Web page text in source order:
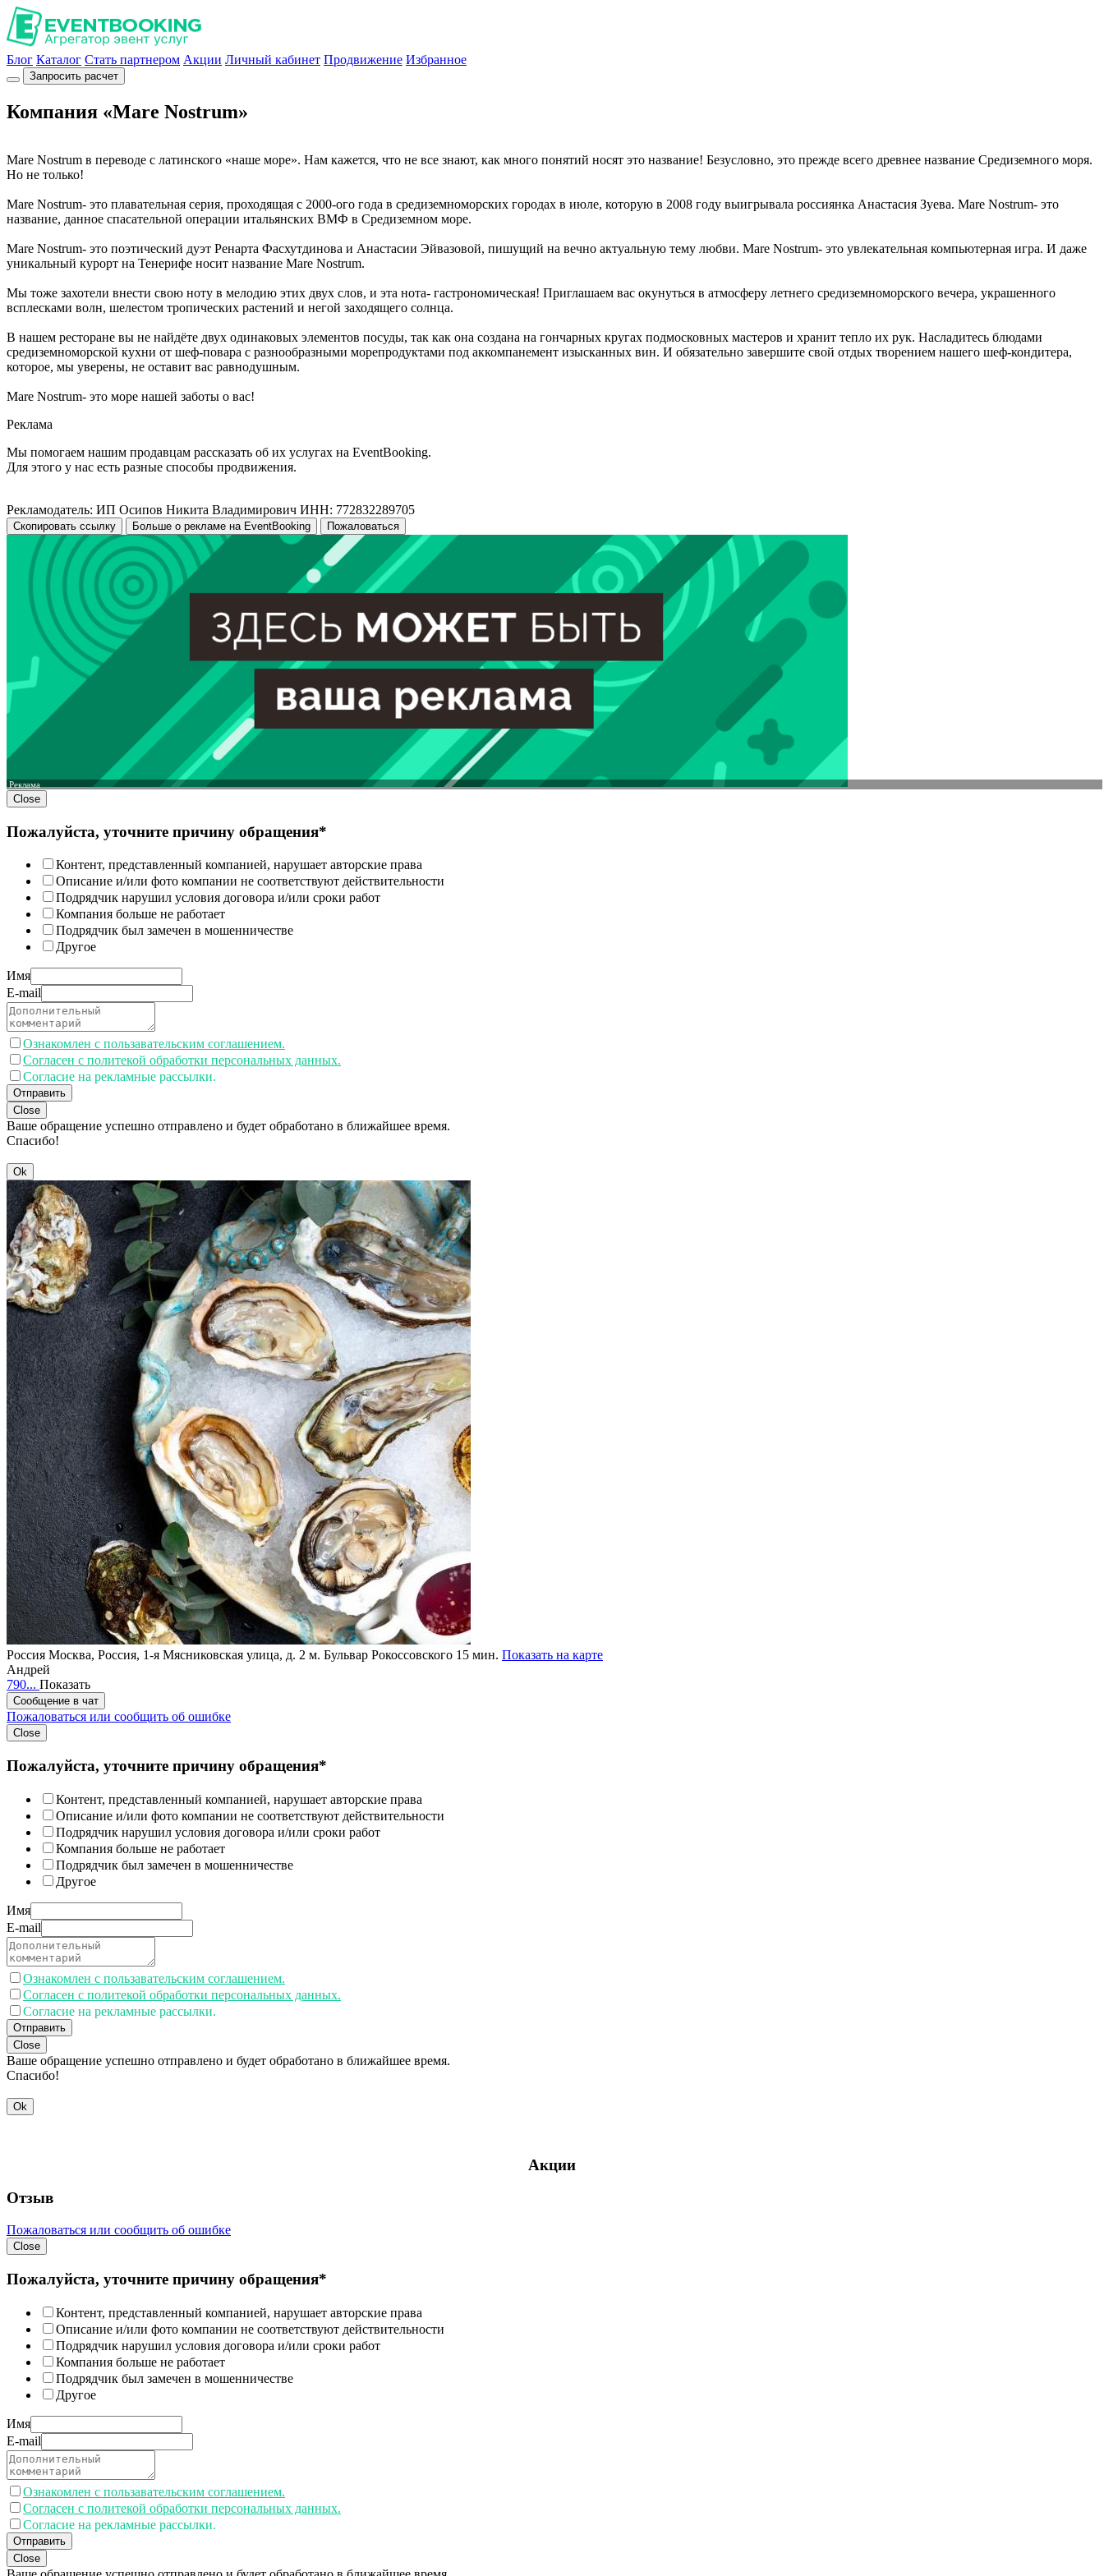
Блог Каталог Стать партнером Акции Личный кабинет Продвижение Избранное
Запросить расчет
Компания «Mare Nostrum»
Mare Nostrum в переводе с латинского «наше море». Нам кажется, что не все знают, как много понятий носят это название! Безусловно, это прежде всего древнее название Средиземного моря.
Но не только!
Mare Nostrum- это плавательная серия, проходящая с 2000-ого года в средиземноморских городах в июле, которую в 2008 году выигрывала россиянка Анастасия Зуева. Mare Nostrum- это
название, данное спасательной операции итальянских ВМФ в Средиземном море.
Mare Nostrum- это поэтический дуэт Ренарта Фасхутдинова и Анастасии Эйвазовой, пишущий на вечно актуальную тему любви. Mare Nostrum- это увлекательная компьютерная игра. И даже
уникальный курорт на Тенерифе носит название Mare Nostrum.
Мы тоже захотели внести свою ноту в мелодию этих двух слов, и эта нота- гастрономическая! Приглашаем вас окунуться в атмосферу летнего средиземноморского вечера, украшенного
всплесками волн, шелестом тропических растений и негой заходящего солнца.
В нашем ресторане вы не найдёте двух одинаковых элементов посуды, так как она создана на гончарных кругах подмосковных мастеров и хранит тепло их рук. Насладитесь блюдами
средиземноморской кухни от шеф-повара с разнообразными морепродуктами под аккомпанемент изысканных вин. И обязательно завершите свой отдых творением нашего шеф-кондитера,
которое, мы уверены, не оставит вас равнодушным.
Mare Nostrum- это море нашей заботы о вас!
Реклама
Мы помогаем нашим продавцам рассказать об их услугах на EventBooking.
Для этого у нас есть разные способы продвижения.
Рекламодатель: ИП Осипов Никита Владимирович ИНН: 772832289705
Скопировать ссылку Больше о рекламе на EventBooking Пожаловаться
Реклама
Close
Пожалуйста, уточните причину обращения*
Контент, представленный компанией, нарушает авторские права
Описание и/или фото компании не соответствуют действительности
Подрядчик нарушил условия договора и/или сроки работ
Компания больше не работает
Подрядчик был замечен в мошенничестве
Другое
Имя
E-mail
Ознакомлен с пользавательским соглашением.
Согласен с политекой обработки персональных данных.
Согласие на рекламные рассылки.
Отправить
Close
Ваше обращение успешно отправлено и будет обработано в ближайшее время.
Спасибо!
Ok
Россия Москва, Россия, 1-я Мясниковская улица, д. 2 м. Бульвар Рокоссовского 15 мин. Показать на карте
Андрей
790... Показать
Сообщение в чат
Пожаловаться или сообщить об ошибке
Close
Пожалуйста, уточните причину обращения*
Контент, представленный компанией, нарушает авторские права
Описание и/или фото компании не соответствуют действительности
Подрядчик нарушил условия договора и/или сроки работ
Компания больше не работает
Подрядчик был замечен в мошенничестве
Другое
Имя
E-mail
Ознакомлен с пользавательским соглашением.
Согласен с политекой обработки персональных данных.
Согласие на рекламные рассылки.
Отправить
Close
Ваше обращение успешно отправлено и будет обработано в ближайшее время.
Спасибо!
Ok
Акции
Отзыв
Пожаловаться или сообщить об ошибке
Close
Пожалуйста, уточните причину обращения*
Контент, представленный компанией, нарушает авторские права
Описание и/или фото компании не соответствуют действительности
Подрядчик нарушил условия договора и/или сроки работ
Компания больше не работает
Подрядчик был замечен в мошенничестве
Другое
Имя
E-mail
Ознакомлен с пользавательским соглашением.
Согласен с политекой обработки персональных данных.
Согласие на рекламные рассылки.
Отправить
Close